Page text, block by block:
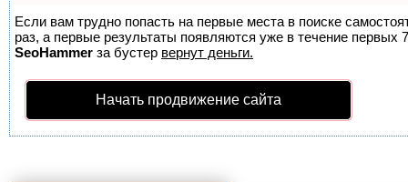
Если вам трудно попасть на первые места в поиске
раз, а первые результаты появляются уже в течение первых
SeoHammer за бустер вернут деньги.
Начать продвижение сайта